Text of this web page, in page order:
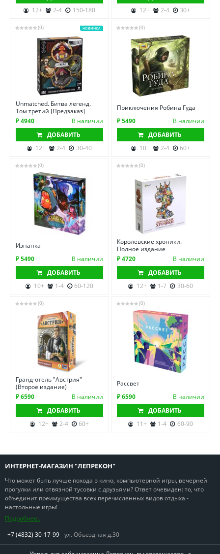
12+
2-4 150-180
12+
2-4 30+
(0) НОВИНКА
Unmatched. Битва легенд.
Том третий [Предзаказ]
₽ 4940
В наличии
ДОБАВИТЬ
12+
2-4 30-40
(0)
Приключения Робина Гуда
₽ 5490
В наличии
ДОБАВИТЬ
10+
2-4 60+
(0)
Изнанка
₽ 5490
В наличии
ДОБАВИТЬ
10+
1-4 60-120
(0)
Королевские хроники.
Полное издание
₽ 4720
В наличии
ДОБАВИТЬ
12+
1-7 30-60
(0)
Гранд-отель "Австрия"
(Второе издание)
₽ 6590
В наличии
ДОБАВИТЬ
12+
2-4 60+
(0)
Рассвет
₽ 6590
В наличии
ДОБАВИТЬ
11+
1-4 60-90
ИНТЕРНЕТ-МАГАЗИН "ЛЕПРЕКОН"
Что может быть лучше похода в кино, компьютерной игры, вечерней
прогулки или отвязной тусовки с друзьями? Ответ очевиден: то, что
объединит преимущества всех перечисленных видов отдыха -
настольные игры!
Подробнее..
+7 (4832) 30-17-99 ул. Объездная д.30